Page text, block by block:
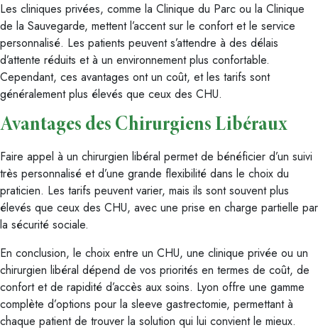
Les cliniques privées, comme la Clinique du Parc ou la Clinique
de la Sauvegarde, mettent l’accent sur le confort et le service
personnalisé. Les patients peuvent s’attendre à des délais
d’attente réduits et à un environnement plus confortable.
Cependant, ces avantages ont un coût, et les tarifs sont
généralement plus élevés que ceux des CHU.
Avantages des Chirurgiens Libéraux
Faire appel à un chirurgien libéral permet de bénéficier d’un suivi
très personnalisé et d’une grande flexibilité dans le choix du
praticien. Les tarifs peuvent varier, mais ils sont souvent plus
élevés que ceux des CHU, avec une prise en charge partielle par
la sécurité sociale.
En conclusion, le choix entre un CHU, une clinique privée ou un
chirurgien libéral dépend de vos priorités en termes de coût, de
confort et de rapidité d’accès aux soins. Lyon offre une gamme
complète d’options pour la sleeve gastrectomie, permettant à
chaque patient de trouver la solution qui lui convient le mieux.